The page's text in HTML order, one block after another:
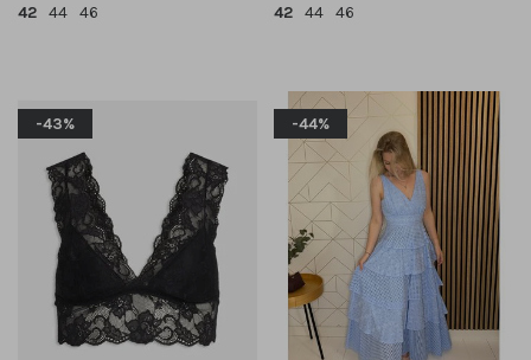
42 44 46
42 44 46
-43% -44%